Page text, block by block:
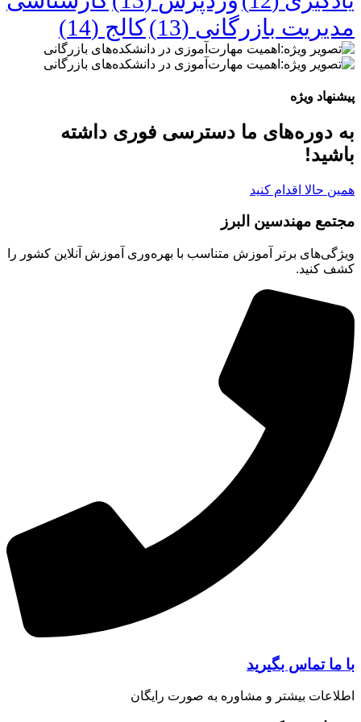
بازرگانی(13) کالج(14)
ویژه
دوره‌های ما دسترسی فوری داشته
حالا اقدام کنید
مهندسین البرز
برتر آموزش متناسب با بهره‌وری آموزش آنلاین کشور را
کنید.
تماس بگیرید
بیشتر و مشاوره به صورت رایگان